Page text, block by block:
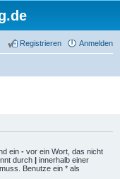
Anmelden
Registrieren
ein - vor ein Wort, das nicht
durch | innerhalb einer
Benutze ein * als